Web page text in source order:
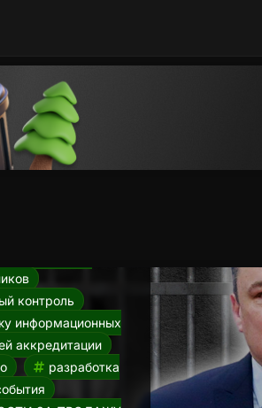
НК от
ГИС
досрочная
контроль
информационных
аккредитации
разработка